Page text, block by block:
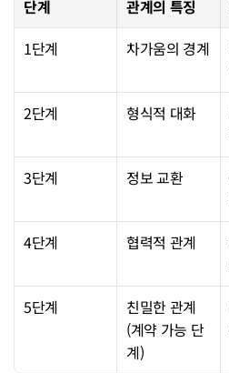
단계 관계의 특징
1단계
차가움의 경계
2단계
형식적 대화
3단계
정보 교환
4단계
협력적 관계
5단계
친밀한 관계
(계약 가능 단
계)